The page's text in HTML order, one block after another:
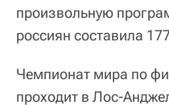
произвольную
россиян составила
Чемпионат мира по
проходит в Лос-